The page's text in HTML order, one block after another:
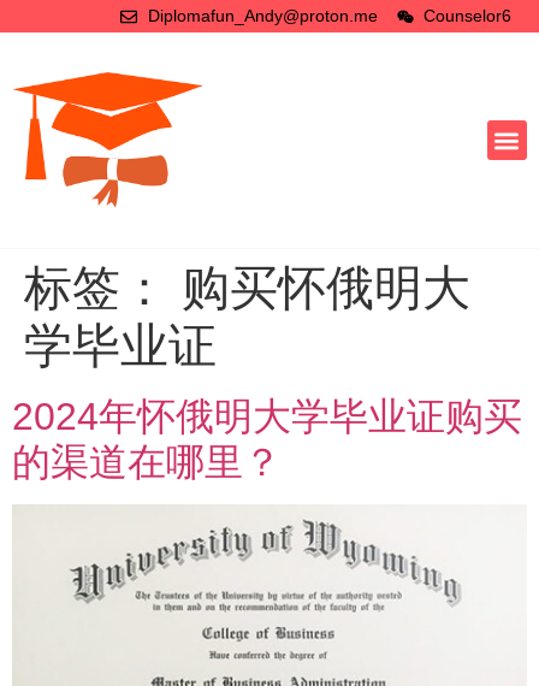
Diplomafun_Andy@proton.me Counselor6
标签： 购买怀俄明大
学毕业证
2024年怀俄明大学毕业证购买
的渠道在哪里？